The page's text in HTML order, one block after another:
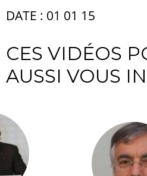
DATE : 01 01 15
CES VIDÉOS
AUSSI VOUS